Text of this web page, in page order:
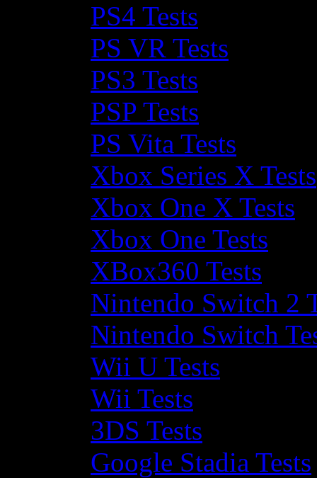
PS4 Tests
PS VR Tests
PS3 Tests
PSP Tests
PS Vita Tests
Xbox Series X Tests
Xbox One X Tests
Xbox One Tests
XBox360 Tests
Nintendo Switch 2
Nintendo Switch
Wii U Tests
Wii Tests
3DS Tests
Google Stadia Tests